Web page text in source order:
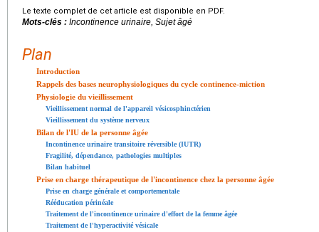
Le texte complet de cet article est disponible en PDF.
Mots-clés : Incontinence urinaire, Sujet âgé
Plan
Introduction
Rappels des bases neurophysiologiques du cycle continence-miction
Physiologie du vieillissement
Vieillissement normal de l'appareil vésicosphinctérien
Vieillissement du système nerveux
Bilan de l'IU de la personne âgée
Incontinence urinaire transitoire réversible (IUTR)
Fragilité, dépendance, pathologies multiples
Bilan habituel
Prise en charge thérapeutique de l'incontinence chez la personne âgée
Prise en charge générale et comportementale
Rééducation périnéale
Traitement de l'incontinence urinaire d'effort de la femme âgée
Traitement de l'hyperactivité vésicale